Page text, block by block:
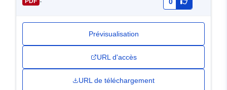
0
Prévisualisation
URL d'accès
URL de téléchargement